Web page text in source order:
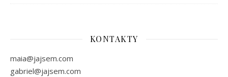
KONTAKTY
maia@jajsem.com
gabriel@jajsem.com